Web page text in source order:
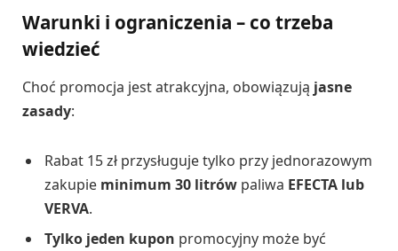
Warunki i ograniczenia – co trzeba
wiedzieć
Choć promocja jest atrakcyjna, obowiązują jasne
zasady:
Rabat 15 zł przysługuje tylko przy jednorazowym
zakupie minimum 30 litrów paliwa EFECTA lub
VERVA.
Tylko jeden kupon promocyjny może być